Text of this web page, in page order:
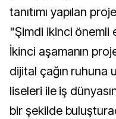
tanıtımı yapılan
"Şimdi ikinci önemli
İkinci aşamanın
dijital çağın ruhuna
liseleri ile iş
bir şekilde